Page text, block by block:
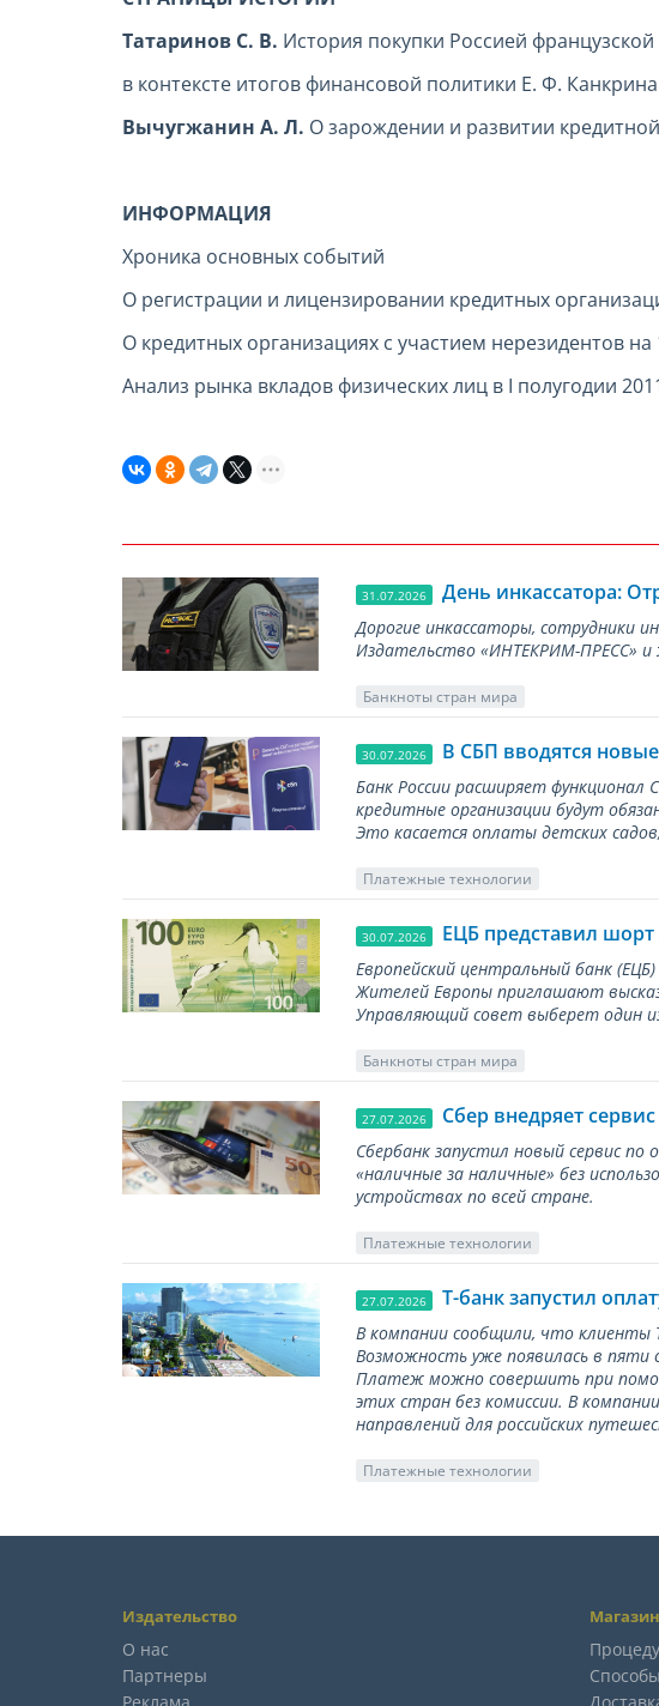
Татаринов С. В. История покупки Россией
в контексте итогов финансовой политики Е. Ф. Канкрина
Вычугжанин А. Л. О зарождении и развитии
ИНФОРМАЦИЯ
Хроника основных событий
О регистрации и лицензировании кредитных
О кредитных организациях с участием нерезидентов на
Анализ рынка вкладов физических лиц в I полугодии
31.07.2026 День инкассатора:
Дорогие инкассаторы, сотрудники
Издательство «ИНТЕКРИМ-ПРЕСС» и
Банкноты стран мира
30.07.2026 В СБП вводятся
Банк России расширяет
кредитные организации будут
Это касается оплаты детских
Платежные технологии
30.07.2026 ЕЦБ представил
Европейский центральный банк
Жителей Европы приглашают
Управляющий совет выберет один
Банкноты стран мира
27.07.2026 Сбер внедряет
Сбербанк запустил новый сервис
«наличные за наличные» без
устройствах по всей стране.
Платежные технологии
27.07.2026 Т-банк запустил
В компании сообщили, что клиенты
Возможность уже появилась в пяти
Платеж можно совершить при
этих стран без комиссии. В
направлений для российских
Платежные технологии
Издательство
О нас
Партнеры
Магазин